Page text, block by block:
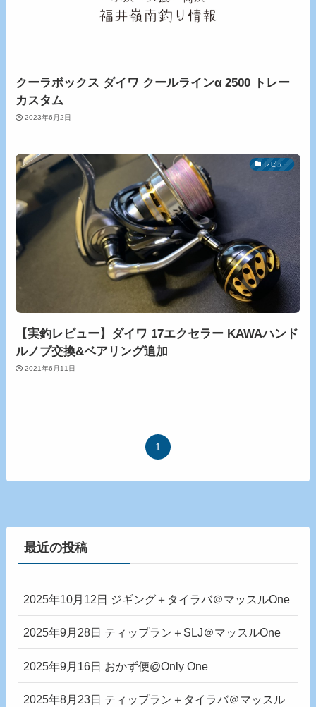
クーラボックス ダイワ クールラインα 2500 トレー
カスタム
2023年6月2日
レビュー
【実釣レビュー】ダイワ 17エクセラー KAWAハンド
ルノブ交換&ベアリング追加
2021年6月11日
1
最近の投稿
2025年10月12日 ジギング＋タイラバ＠マッスルOne
2025年9月28日 ティップラン＋SLJ＠マッスルOne
2025年9月16日 おかず便@Only One
2025年8月23日 ティップラン＋タイラバ＠マッスル